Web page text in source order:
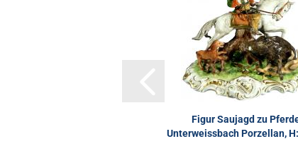
Figur Saujagd zu
Unterweissbach Porzellan,